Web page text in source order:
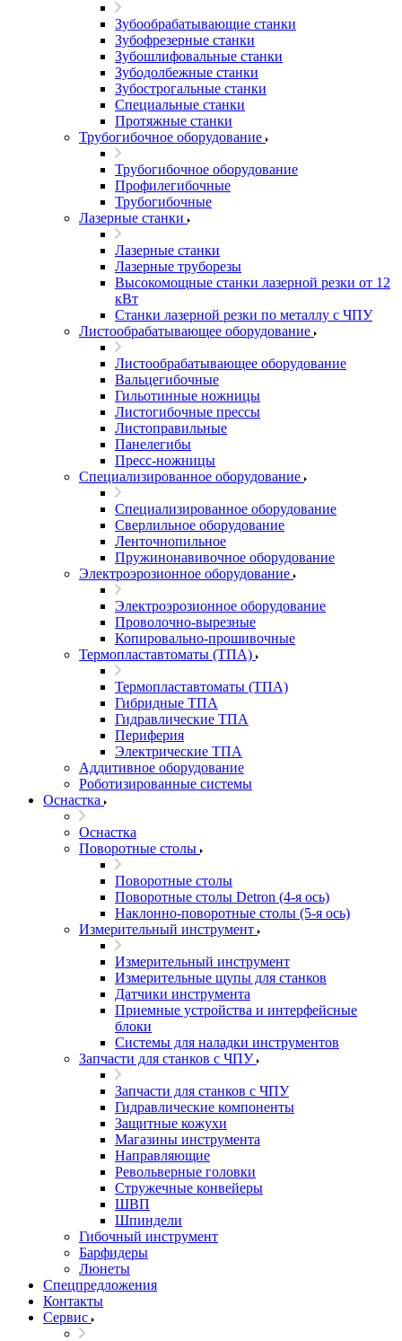
Зубообрабатывающие станки
Зубофрезерные станки
Зубошлифовальные станки
Зубодолбежные станки
Зубострогальные станки
Специальные станки
Протяжные станки
Трубогибочное оборудование
Трубогибочное оборудование
Профилегибочные
Трубогибочные
Лазерные станки
Лазерные станки
Лазерные труборезы
Высокомощные станки лазерной резки от 12
кВт
Станки лазерной резки по металлу с ЧПУ
Листообрабатывающее оборудование
Листообрабатывающее оборудование
Вальцегибочные
Гильотинные ножницы
Листогибочные прессы
Листоправильные
Панелегибы
Пресс-ножницы
Специализированное оборудование
Специализированное оборудование
Сверлильное оборудование
Ленточнопильное
Пружинонавивочное оборудование
Электроэрозионное оборудование
Электроэрозионное оборудование
Проволочно-вырезные
Копировально-прошивочные
Термопластавтоматы (ТПА)
Термопластавтоматы (ТПА)
Гибридные ТПА
Гидравлические ТПА
Периферия
Электрические ТПА
Аддитивное оборудование
Роботизированные системы
Оснастка
Оснастка
Поворотные столы
Поворотные столы
Поворотные столы Detron (4-я ось)
Наклонно-поворотные столы (5-я ось)
Измерительный инструмент
Измерительный инструмент
Измерительные щупы для станков
Датчики инструмента
Приемные устройства и интерфейсные
блоки
Системы для наладки инструментов
Запчасти для станков с ЧПУ
Запчасти для станков с ЧПУ
Гидравлические компоненты
Защитные кожухи
Магазины инструмента
Направляющие
Револьверные головки
Стружечные конвейеры
ШВП
Шпиндели
Гибочный инструмент
Барфидеры
Люнеты
Спецпредложения
Контакты
Сервис